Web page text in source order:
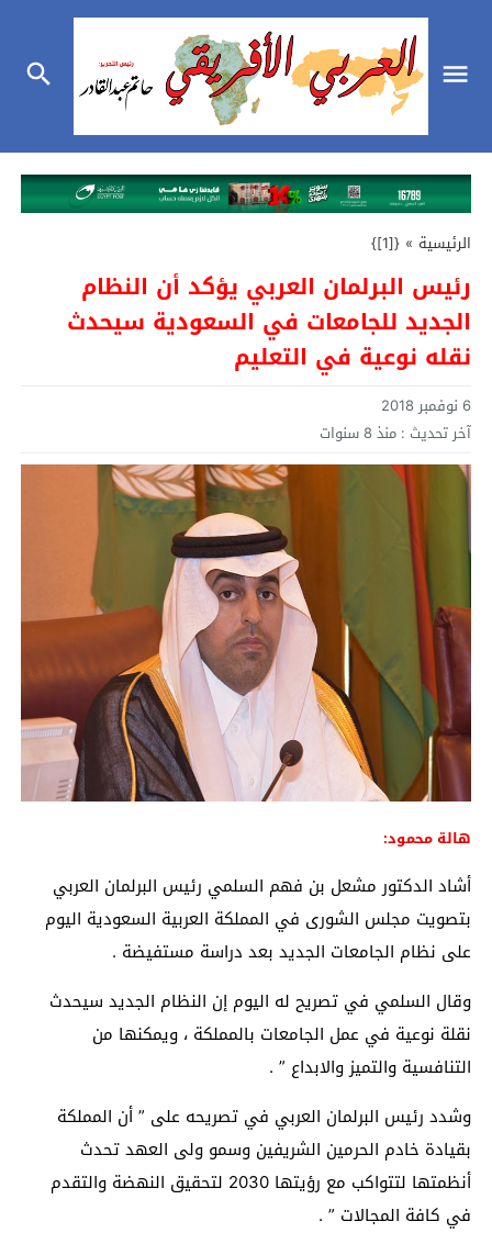
الرئيسية »
{[1]}
رئيس البرلمان العربي يؤكد أن النظام
الجديد للجامعات في السعودية سيحدث
نقله نوعية في التعليم
6 نوفمبر 2018
آخر تحديث : منذ 8 سنوات
هالة محمود:
أشاد الدكتور مشعل بن فهم السلمي رئيس البرلمان العربي
بتصويت مجلس الشورى في المملكة العربية السعودية اليوم
على نظام الجامعات الجديد بعد دراسة مستفيضة .
وقال السلمي في تصريح له اليوم إن النظام الجديد سيحدث
نقلة نوعية في عمل الجامعات بالمملكة ، ويمكنها من
التنافسية والتميز والابداع ” .
وشدد رئيس البرلمان العربي في تصريحه على ” أن المملكة
بقيادة خادم الحرمين الشريفين وسمو ولى العهد تحدث
أنظمتها لتتواكب مع رؤيتها 2030 لتحقيق النهضة والتقدم
في كافة المجالات ” .